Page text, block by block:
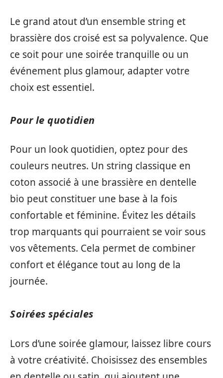
Le grand atout d’un ensemble string et
brassière dos croisé est sa polyvalence. Que
ce soit pour une soirée tranquille ou un
événement plus glamour, adapter votre
choix est essentiel.
Pour le quotidien
Pour un look quotidien, optez pour des
couleurs neutres. Un string classique en
coton associé à une brassière en dentelle
bio peut constituer une base à la fois
confortable et féminine. Évitez les détails
trop marquants qui pourraient se voir sous
vos vêtements. Cela permet de combiner
confort et élégance tout au long de la
journée.
Soirées spéciales
Lors d’une soirée glamour, laissez libre cours
à votre créativité. Choisissez des ensembles